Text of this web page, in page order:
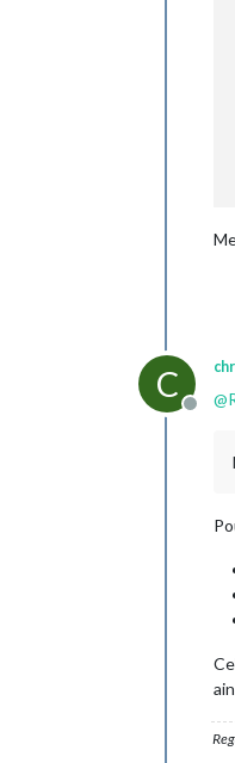
C
Offline
@